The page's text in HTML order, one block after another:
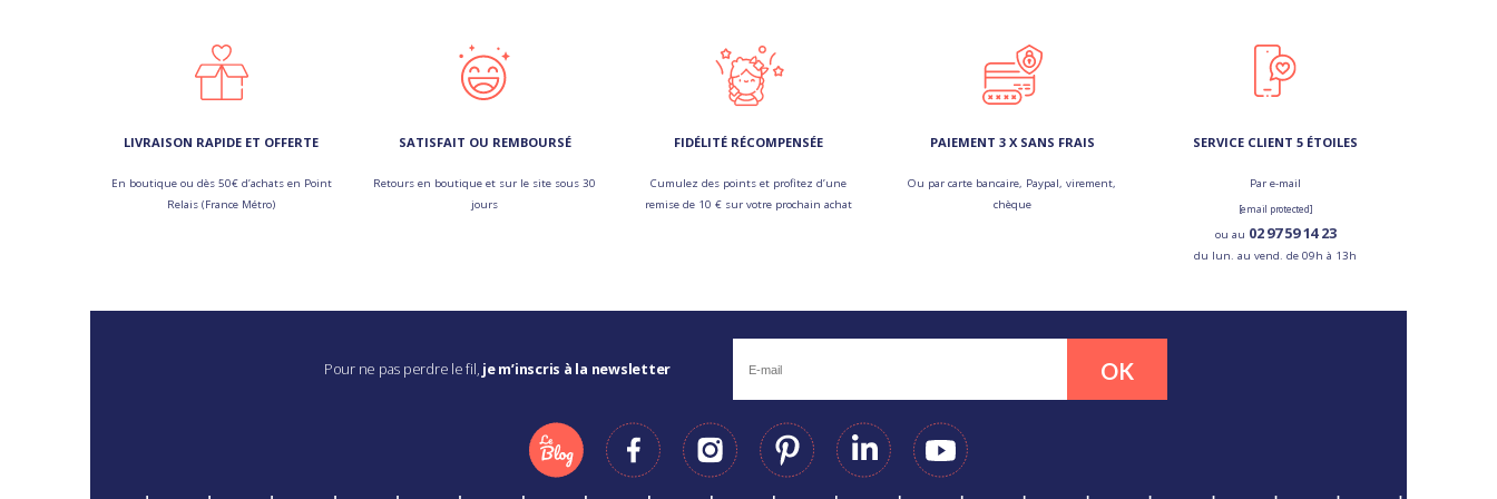
LIVRAISON RAPIDE ET OFFERTE
En boutique ou dès 50€ d’achats en Point
Relais (France Métro)
SATISFAIT OU REMBOURSÉ
Retours en boutique et sur le site sous 30
jours
FIDÉLITÉ RÉCOMPENSÉE
Cumulez des points et profitez d’une
remise de 10 € sur votre prochain achat
PAIEMENT 3 X SANS FRAIS
Ou par carte bancaire, Paypal, virement,
chèque
SERVICE CLIENT 5 ÉTOILES
Par e-mail
[email protected]
ou au 02 97 59 14 23
du lun. au vend. de 09h à 13h
Pour ne pas perdre le fil, je m’inscris à la newsletter OK